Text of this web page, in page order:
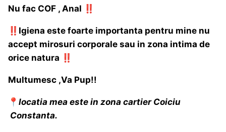
Nu fac COF , Anal ‼️
‼️ Igiena este foarte importanta pentru mine nu
accept mirosuri corporale sau in zona intima de
orice natura ‼️
Multumesc ,Va Pup!!
📍 locatia mea este in zona cartier Coiciu
Constanta.